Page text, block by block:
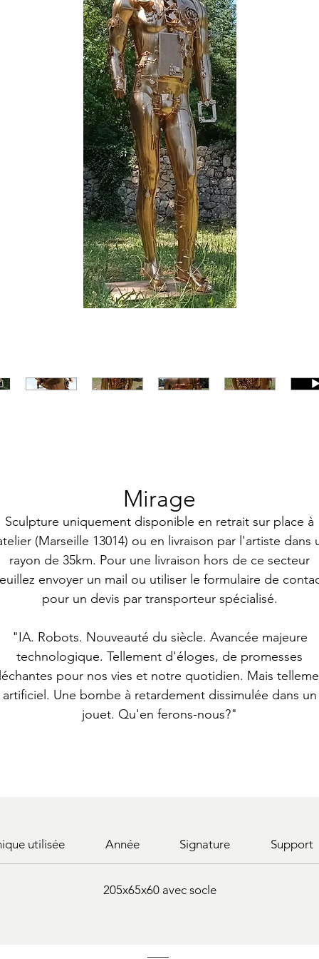
Mirage
Sculpture uniquement disponible en retrait sur place à
(Marseille 13014) ou en livraison par l'artiste dans
rayon de 35km. Pour une livraison hors de ce secteur
envoyer un mail ou utiliser le formulaire de
pour un devis par transporteur spécialisé.
"IA. Robots. Nouveauté du siècle. Avancée majeure
technologique. Tellement d'éloges, de promesses
pour nos vies et notre quotidien. Mais
artificiel. Une bombe à retardement dissimulée dans un
jouet. Qu'en ferons-nous?"
utilisée Année Signature Support
205x65x60 avec socle